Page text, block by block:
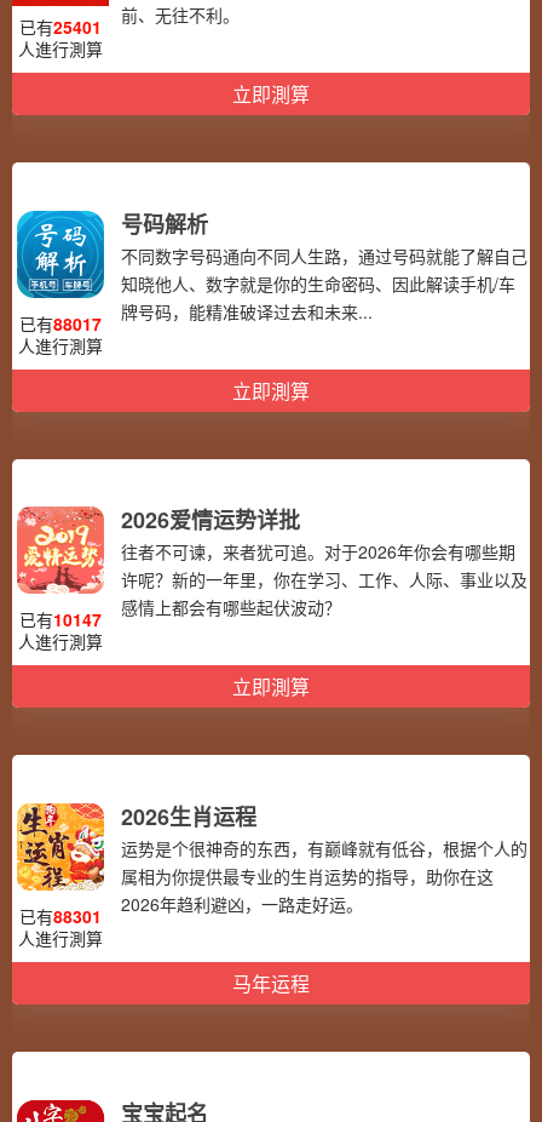
已有25401
人進行測算
前、无往不利。
立即測算
已有88017
人進行測算
号码解析
不同数字号码通向不同人生路，通过号码就能了解自己
知晓他人、数字就是你的生命密码、因此解读手机/车
牌号码，能精准破译过去和未来...
立即測算
已有10147
人進行測算
2026爱情运势详批
往者不可谏，来者犹可追。对于2026年你会有哪些期
许呢？新的一年里，你在学习、工作、人际、事业以及
感情上都会有哪些起伏波动？
立即測算
已有88301
人進行測算
2026生肖运程
运势是个很神奇的东西，有巅峰就有低谷，根据个人的
属相为你提供最专业的生肖运势的指导，助你在这
2026年趋利避凶，一路走好运。
马年运程
宝宝起名